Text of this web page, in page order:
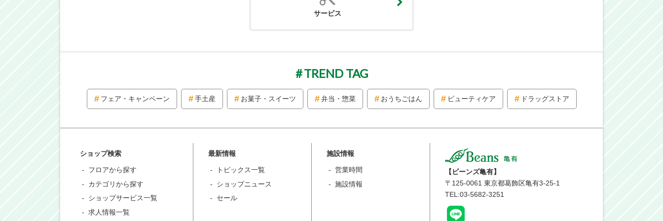
サービス
TREND TAG
フェア・キャンペーン 手土産 お菓子・スイーツ 弁当・惣菜 おうちごはん ビューティケア ドラッグストア
ショップ検索
フロアから探す
カテゴリから探す
ショップサービス一覧
求人情報一覧
最新情報
トピックス一覧
ショップニュース
セール
施設情報
営業時間
施設情報
【ビーンズ亀有】
〒 125-0061 東京都葛飾区亀有3-25-1
TEL:03-5682-3251